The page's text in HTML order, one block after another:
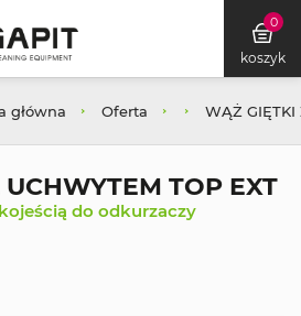
0
koszyk
główna Oferta WĄŻ GIĘTKI
TOP EXT
do odkurzaczy